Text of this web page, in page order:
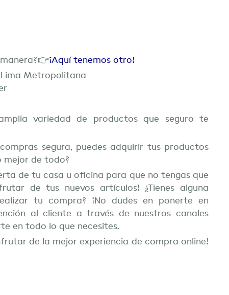
¡Aquí tenemos otro!
Metropolitana
variedad de productos que seguro te
segura, puedes adquirir tus productos
de todo?
de tu casa u oficina para que no tengas que
de tus nuevos artículos! ¿Tienes alguna
tu compra? ¡No dudes en ponerte en
al cliente a través de nuestros canales
en todo lo que necesites.
de la mejor experiencia de compra online!